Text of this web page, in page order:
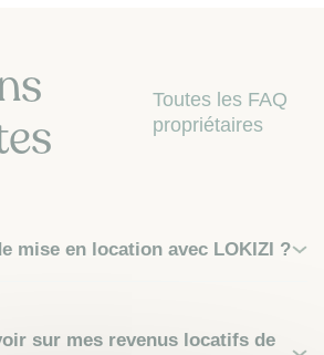
Toutes les FAQ
propriétaires
mise en location avec LOKIZI ?
sur mes revenus locatifs de